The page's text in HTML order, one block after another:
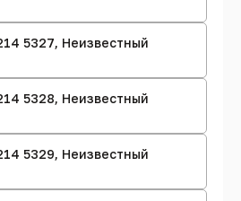
5327, Неизвестный
5328, Неизвестный
5329, Неизвестный